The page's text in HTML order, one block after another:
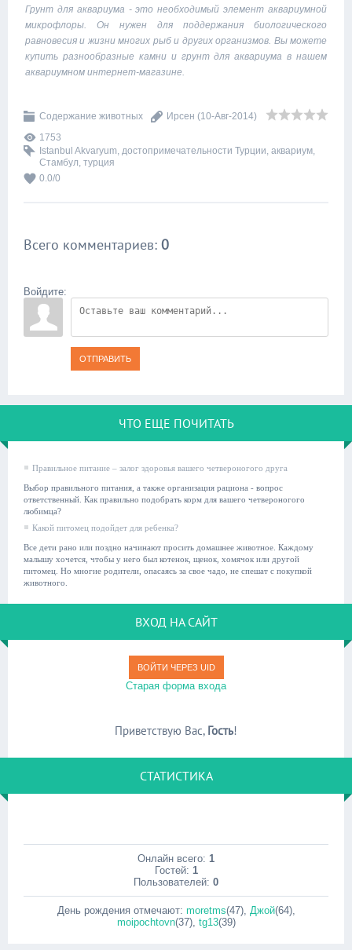
Грунт для аквариума - это необходимый элемент аквариумной
микрофлоры. Он нужен для поддержания биологического
равновесия и жизни многих рыб и других организмов. Вы можете
купить разнообразные камни и грунт для аквариума в нашем
аквариумном интернет-магазине.
Содержание животных Ирсен (10-Авг-2014)
1753
Istanbul Akvaryum, достопримечательности Турции, аквариум,
Стамбул, турция
0.0/0
Всего комментариев: 0
Войдите:
ОТПРАВИТЬ
ЧТО ЕЩЕ ПОЧИТАТЬ
Правильное питание – залог здоровья вашего четвероногого друга
Выбор правильного питания, а также организация рациона - вопрос
ответственный. Как правильно подобрать корм для вашего четвероногого
любимца?
Какой питомец подойдет для ребенка?
Все дети рано или поздно начинают просить домашнее животное. Каждому
малышу хочется, чтобы у него был котенок, щенок, хомячок или другой
питомец. Но многие родители, опасаясь за свое чадо, не спешат с покупкой
животного.
ВХОД НА САЙТ
ВОЙТИ ЧЕРЕЗ UID
Старая форма входа
Приветствую Вас, Гость!
СТАТИСТИКА
Онлайн всего: 1
Гостей: 1
Пользователей: 0
День рождения отмечают: moretms(47), Джой(64),
moipochtovn(37), tg13(39)